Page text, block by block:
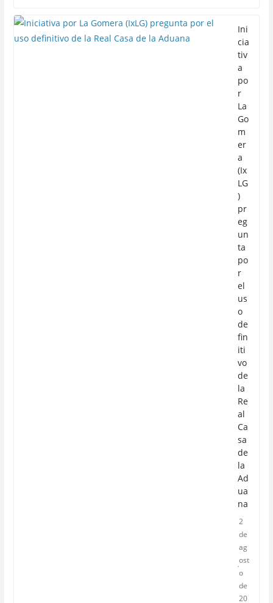
Ini
cia
tiv
a
po
r
La
Go
m
er
a
(Ix
LG
)
pr
eg
un
ta
po
r
el
us
o
de
fin
iti
vo
de
la
Re
al
Ca
sa
de
la
Ad
ua
na
2
de
ag
ost
o
de
20